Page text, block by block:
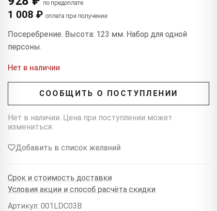
по предоплате
1 008 ₽ оплата при получении
Посеребрение. Высота: 123 мм. Набор для одной
персоны.
Нет в наличии
СООБЩИТЬ О ПОСТУПЛЕНИИ
Нет в наличии. Цена при поступлении может
измениться.
Добавить в список желаний
Срок и стоимость доставки
Условия акции и способ расчёта скидки
Артикул: 001LDC03B